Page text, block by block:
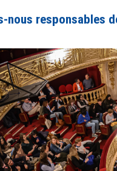
nous responsables